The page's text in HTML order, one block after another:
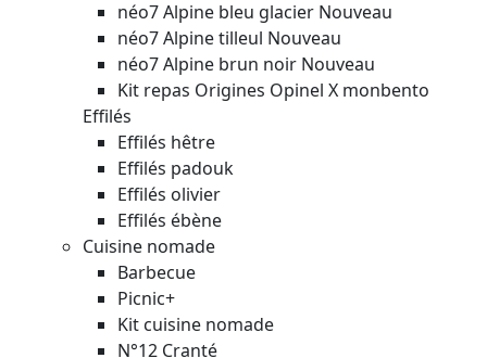
néo7 Alpine bleu glacier Nouveau
néo7 Alpine tilleul Nouveau
néo7 Alpine brun noir Nouveau
Kit repas Origines Opinel X monbento
Effilés
Effilés hêtre
Effilés padouk
Effilés olivier
Effilés ébène
Cuisine nomade
Barbecue
Picnic+
Kit cuisine nomade
N°12 Cranté